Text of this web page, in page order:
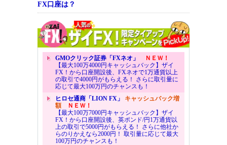
FX口座は？
GMOクリック証券「FXネオ」
ＮＥＷ！
【最大100万4000円キャッシュバック】ザイ
FX！から口座開設後、FXネオで1万通貨以上
の取引で4000円がもらえる！ さらに取引量に
応じて最大100万円のチャンスも！
ヒロセ通商「LION FX」 キャッシュバック増
額ＮＥＷ！
【最大100万7000円キャッシュバック】ザイ
FX！から口座開設後、英ポンド/円1万通貨以
上の取引で5000円がもらえる！ さらに他社か
らのりかえなら2000円！ 取引量に応じて最大
100万円のチャンスも！